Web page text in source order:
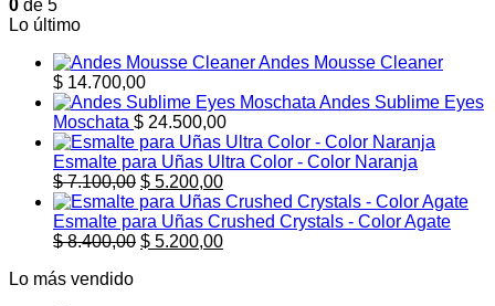
0 de 5
Lo último
Andes Mousse Cleaner
$ 14.700,00
Andes Sublime Eyes
Moschata $ 24.500,00
Esmalte para Uñas Ultra Color - Color Naranja
$7.100,00 El
precio
original
era:
$ 5.200,00El
precio
actual
es:
Esmalte para Uñas Crushed Crystals - Color Agate
$8.400,00 El
$ 5.200,00El
Lo más vendido